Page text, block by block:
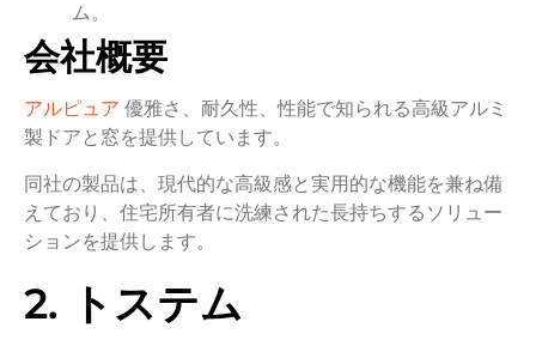
ム。
会社概要
アルピュア 優雅さ、耐久性、性能で知られる高級アルミ
製ドアと窓を提供しています。
同社の製品は、現代的な高級感と実用的な機能を兼ね備
えており、住宅所有者に洗練された長持ちするソリュー
ションを提供します。
2. トステム